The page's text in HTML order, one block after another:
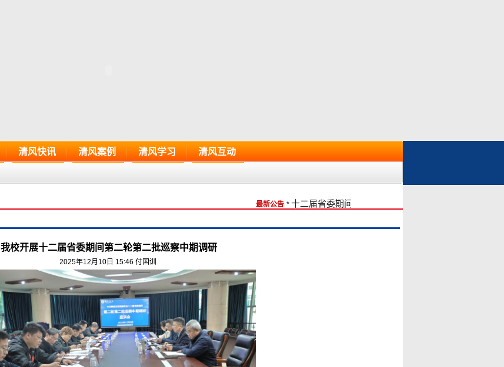
清风快讯 清风案例 清风学习 清风互动
最新公告 * 十二届省委期间学校党委第二轮巡察完成情况反馈
我校开展十二届省委期间第二轮第二批巡察中期调研
2025年12月10日 15:46 付国训